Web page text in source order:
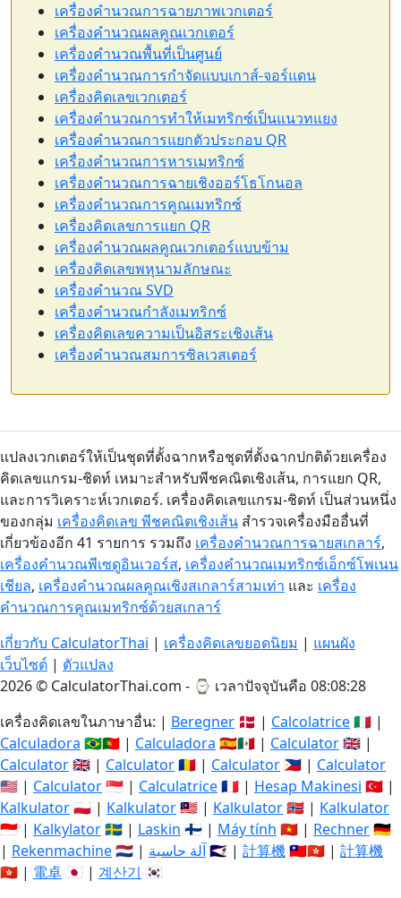
เครื่องคำนวณการฉายภาพเวกเตอร์
เครื่องคำนวณผลคูณเวกเตอร์
เครื่องคำนวณพื้นที่เป็นศูนย์
เครื่องคำนวณการกำจัดแบบเกาส์-จอร์แดน
เครื่องคิดเลขเวกเตอร์
เครื่องคำนวณการทำให้เมทริกซ์เป็นแนวทแยง
เครื่องคำนวณการแยกตัวประกอบ QR
เครื่องคำนวณการหารเมทริกซ์
เครื่องคำนวณการฉายเชิงออร์โธโกนอล
เครื่องคำนวณการคูณเมทริกซ์
เครื่องคิดเลขการแยก QR
เครื่องคำนวณผลคูณเวกเตอร์แบบข้าม
เครื่องคิดเลขพหุนามลักษณะ
เครื่องคำนวณ SVD
เครื่องคำนวณกำลังเมทริกซ์
เครื่องคิดเลขความเป็นอิสระเชิงเส้น
เครื่องคำนวณสมการซิลเวสเตอร์
แปลงเวกเตอร์ให้เป็นชุดที่ตั้งฉากหรือชุดที่ตั้งฉากปกติด้วยเครื่อง
คิดเลขแกรม-ชิดท์ เหมาะสำหรับพีชคณิตเชิงเส้น, การแยก QR,
และการวิเคราะห์เวกเตอร์. เครื่องคิดเลขแกรม-ชิดท์ เป็นส่วนหนึ่ง
ของกลุ่ม เครื่องคิดเลข พีชคณิตเชิงเส้น สำรวจเครื่องมืออื่นที่
เกี่ยวข้องอีก 41 รายการ รวมถึง เครื่องคำนวณการฉายสเกลาร์,
เครื่องคำนวณพีเซดูอินเวอร์ส, เครื่องคำนวณเมทริกซ์เอ็กซ์โพเนน
เชียล, เครื่องคำนวณผลคูณเชิงสเกลาร์สามเท่า และ เครื่อง
คำนวณการคูณเมทริกซ์ด้วยสเกลาร์
เกี่ยวกับ CalculatorThai | เครื่องคิดเลขยอดนิยม | แผนผัง
เว็บไซต์ | ตัวแปลง
2026 © CalculatorThai.com - ⌚ เวลาปัจจุบันคือ 08:08:28
เครื่องคิดเลขในภาษาอื่น: | Beregner 🇩🇰 | Calcolatrice🇮🇹 |
Calculadora 🇧🇷🇵🇹 | Calculadora 🇪🇸🇲🇽 | Calculator🇬🇧 |
Calculator🇬🇧 | Calculator🇷🇴 | Calculator 🇵🇭 | Calculator
🇺🇸 | Calculator🇸🇬 | Calculatrice🇫🇷 | Hesap Makinesi 🇹🇷 |
Kalkulator🇵🇱 | Kalkulator🇲🇾 | Kalkulator🇳🇴 | Kalkulator
🇮🇩 | Kalkylator🇸🇪 | Laskin 🇫🇮 | Máy tính 🇻🇳 | Rechner🇩🇪
| Rekenmachine🇳🇱 | آلة حاسبة🇸🇦 | 計算機🇹🇼🇭🇰 | 計算機
🇭🇰 | 電卓 🇯🇵 | 계산기 🇰🇷